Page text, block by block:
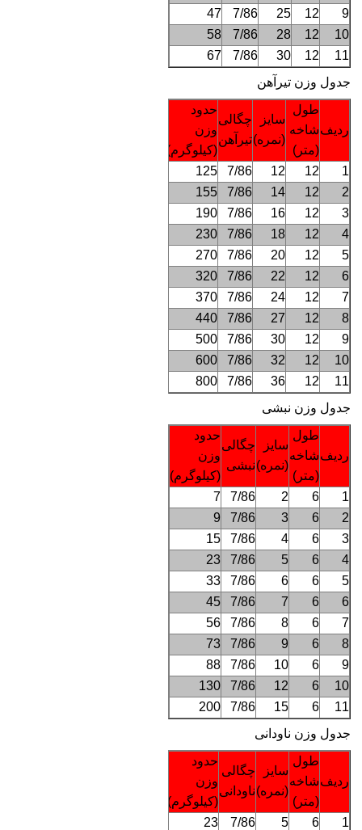
9
12
25
7/86
47
10
12
28
7/86
58
11
12
30
7/86
67
جدول وزن تیرآهن
ردیف
طول
شاخه
(متر)
سایز
(نمره)
چگالی
تیرآهن
حدود
وزن
(کیلوگرم)
1
12
12
7/86
125
2
12
14
7/86
155
3
12
16
7/86
190
4
12
18
7/86
230
5
12
20
7/86
270
6
12
22
7/86
320
7
12
24
7/86
370
8
12
27
7/86
440
9
12
30
7/86
500
10
12
32
7/86
600
11
12
36
7/86
800
جدول وزن نبشی
ردیف
طول
شاخه
(متر)
سایز
(نمره)
چگالی
نبشی
حدود
وزن
(کیلوگرم)
1
6
2
7/86
7
2
6
3
7/86
9
3
6
4
7/86
15
4
6
5
7/86
23
5
6
6
7/86
33
6
6
7
7/86
45
7
6
8
7/86
56
8
6
9
7/86
73
9
6
10
7/86
88
10
6
12
7/86
130
11
6
15
7/86
200
جدول وزن ناودانی
ردیف
طول
شاخه
(متر)
سایز
(نمره)
چگالی
ناودانی
حدود
وزن
(کیلوگرم)
1
6
5
7/86
23